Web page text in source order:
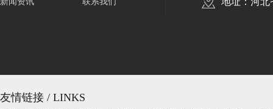
友情链接 / LINKS